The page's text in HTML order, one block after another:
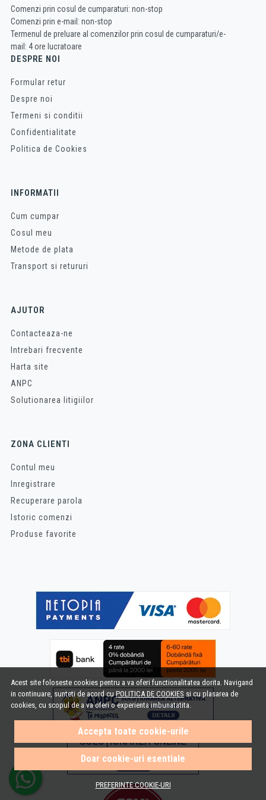
Acest site foloseste cookies pentru a va oferi functionalitatea dorita. Navigand
in continuare, sunteti de acord cuPOLITICA DE COOKIES si cu plasarea de
cookies, cu scopul de a va oferi o experienta imbunatatita.
Accepta toate cookie-urile
Doar cookie-uri esentiale
PREFERINTE COOKIE-URI
Comenzi prin cosul de cumparaturi: non-stop
Comenzi prin e-mail: non-stop
Termenul de preluare al comenzilor prin cosul de cumparaturi/e-
mail: 4 ore lucratoare
DESPRE NOI
Formular retur
Despre noi
Termeni si conditii
Confidentialitate
Politica de Cookies
INFORMATII
Cum cumpar
Cosul meu
Metode de plata
Transport si retururi
AJUTOR
Contacteaza-ne
Intrebari frecvente
Harta site
ANPC
Solutionarea litigiilor
ZONA CLIENTI
Contul meu
Inregistrare
Recuperare parola
Istoric comenzi
Produse favorite